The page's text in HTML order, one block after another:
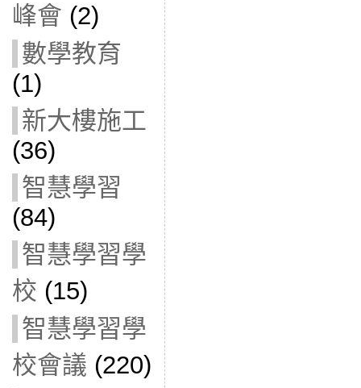
峰會 (2)
數學教育
(1)
新大樓施工
(36)
智慧學習
(84)
智慧學習學
校 (15)
智慧學習學
校會議 (220)